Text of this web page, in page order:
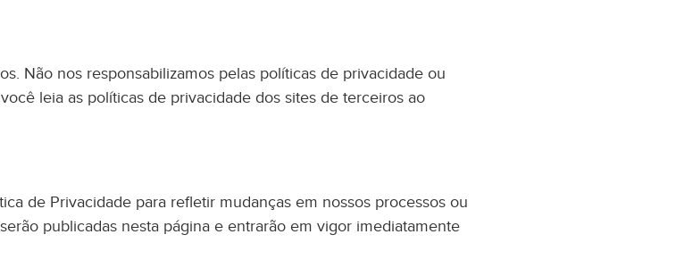
Não nos responsabilizamos pelas políticas de privacidade ou
leia as políticas de privacidade dos sites de terceiros ao
de Privacidade para refletir mudanças em nossos processos ou
publicadas nesta página e entrarão em vigor imediatamente